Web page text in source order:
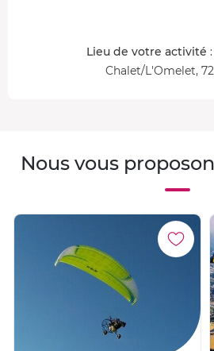
vitesse de croisière de 200 km/h.
Lieu de votre activité
Chalet/L'Omelet,
Nous vous